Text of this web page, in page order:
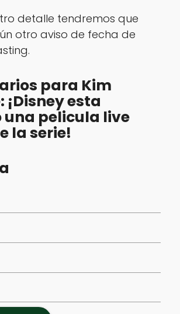
detalle tendremos que
otro aviso de fecha de
para Kim
¡Disney esta
una pelicula live
la serie!